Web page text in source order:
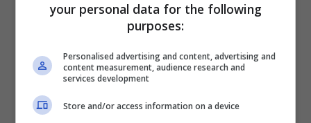
your personal data for the following
purposes:
Personalised advertising and content, advertising and
content measurement, audience research and
services development
Store and/or access information on a device